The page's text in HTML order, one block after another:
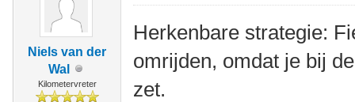
Niels van der
Wal
Kilometervreter
Herkenbare strategie:
omrijden, omdat je bij
zet.